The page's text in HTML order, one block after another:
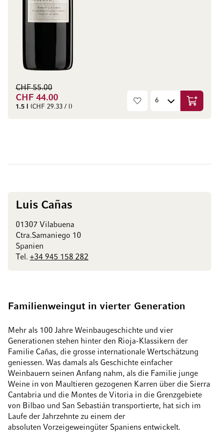
CHF 44.00
CHF 55.00
1.5 l (CHF 29.33 / l) In den
Luis Cañas
01307 Vilabuena
Ctra.Samaniego 10
Spanien
Tel. +34 945 158 282
Familienweingut in vierter Generation
Mehr als 100 Jahre Weinbaugeschichte und vier
Generationen stehen hinter den Rioja-Klassikern der
Familie Cañas, die grosse internationale Wertschätzung
geniessen. Was damals als Geschichte einfacher
Weinbauern seinen Anfang nahm, als die Familie junge
Weine in von Maultieren gezogenen Karren über die Sierra
Cantabria und die Montes de Vitoria in die Grenzgebiete
von Bilbao und San Sebastián transportierte, hat sich im
Laufe der Jahrzehnte zu einem der
absoluten Vorzeigeweingüter Spaniens entwickelt.